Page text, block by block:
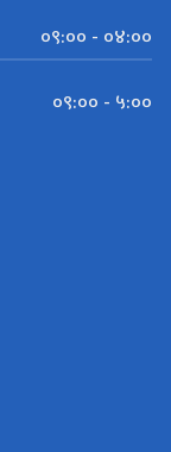
०९:०० - ०४:००
०९:०० - ५:००